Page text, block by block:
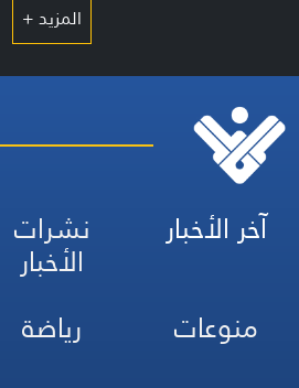
المزيد +
آخر الأخبار نشرات
الأخبار
منوعات
رياضة